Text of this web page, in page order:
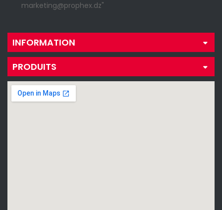
marketing@prophex.dz"
INFORMATION
PRODUITS